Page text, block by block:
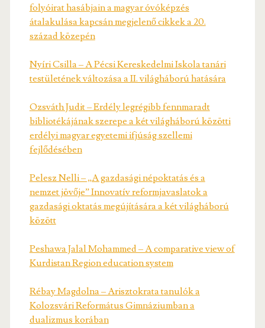
folyóirat hasábjain a magyar óvóképzés
átalakulása kapcsán megjelenő cikkek a 20.
század közepén
Nyíri Csilla – A Pécsi Kereskedelmi Iskola tanári
testületének változása a II. világháború hatására
Ozsváth Judit – Erdély legrégibb fennmaradt
bibliotékájának szerepe a két világháború közötti
erdélyi magyar egyetemi ifjúság szellemi
fejlődésében
Pelesz Nelli – „A gazdasági népoktatás és a
nemzet jövője” Innovatív reformjavaslatok a
gazdasági oktatás megújítására a két világháború
között
Peshawa Jalal Mohammed – A comparative view of
Kurdistan Region education system
Rébay Magdolna – Arisztokrata tanulók a
Kolozsvári Református Gimnáziumban a
dualizmus korában